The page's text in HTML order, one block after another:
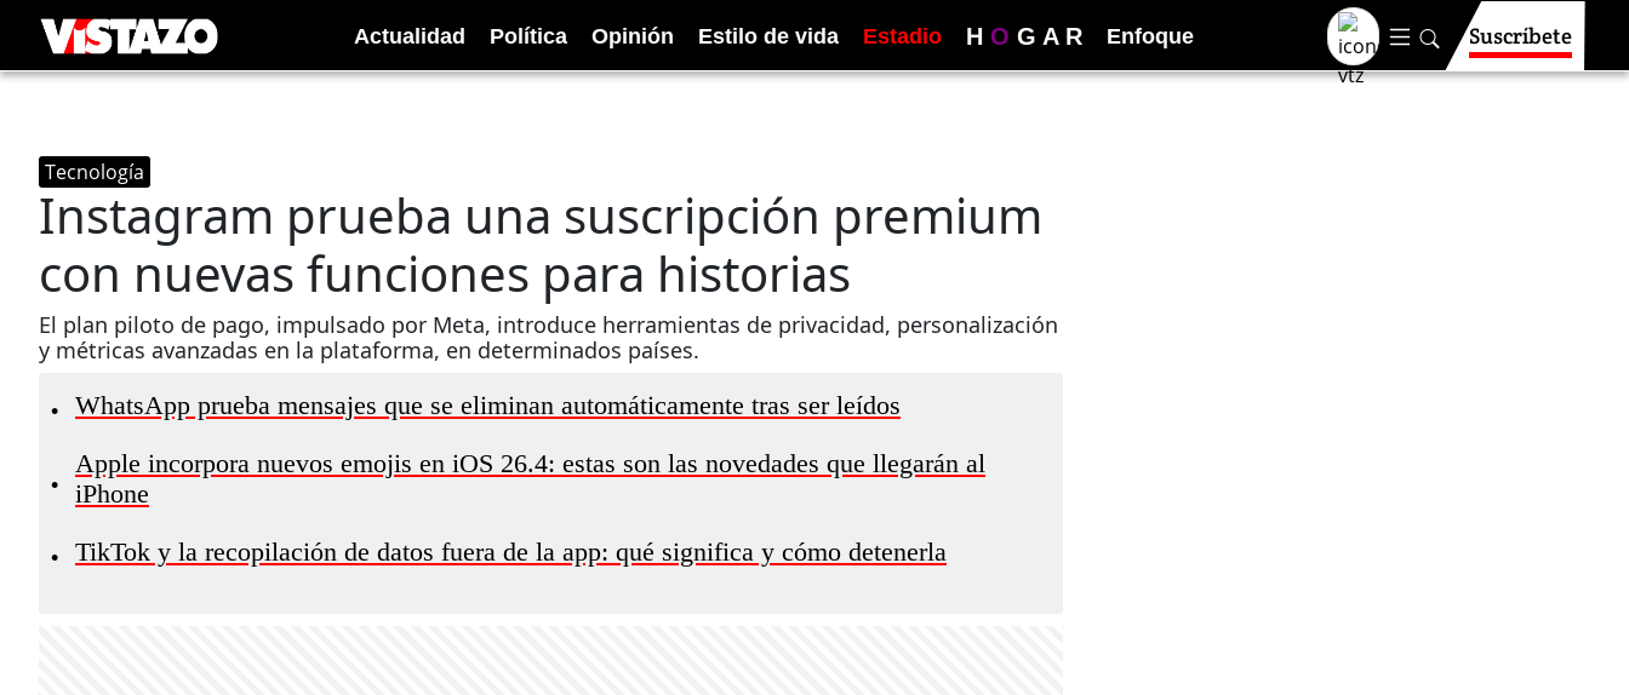
Actualidad Política Opinión Estilo de vida Estadio H O G A R Enfoque Suscríbete
Tecnología
Instagram prueba una suscripción premium
con nuevas funciones para historias
El plan piloto de pago, impulsado por Meta, introduce herramientas de privacidad, personalización
y métricas avanzadas en la plataforma, en determinados países.
• WhatsApp prueba mensajes que se eliminan automáticamente tras ser leídos
•
Apple incorpora nuevos emojis en iOS 26.4: estas son las novedades que llegarán al
iPhone
• TikTok y la recopilación de datos fuera de la app: qué significa y cómo detenerla